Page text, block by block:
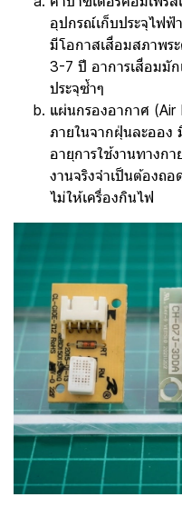
อุปกรณ์เก็บประจุไฟฟ้
มีโอกาสเสื่อมสภาพร
3-7 ปี อาการเสื่อมมัก
ประจุซ้ำๆ
แผ่นกรองอากาศ (Air
ภายในจากฝุ่นละออง
อายุการใช้งานทางก
งานจริงจำเป็นต้องถ
ไม่ให้เครื่องกินไฟ